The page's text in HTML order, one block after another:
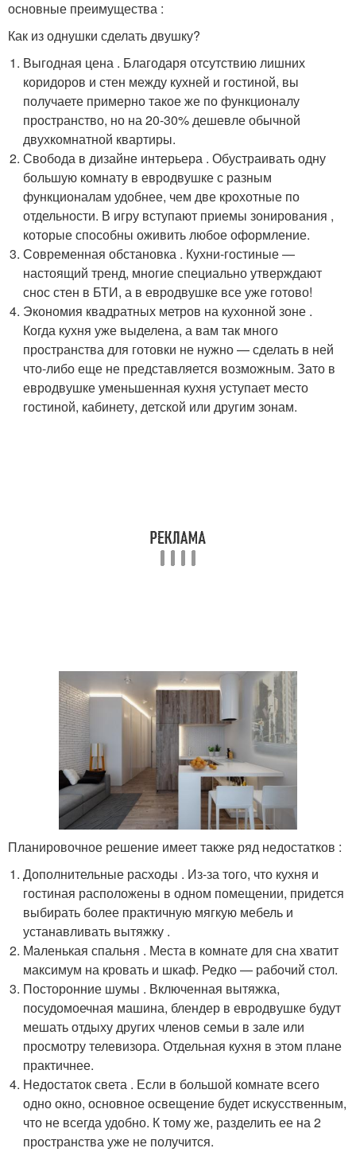
основные преимущества :
Как из однушки сделать двушку?
Выгодная цена . Благодаря отсутствию лишних
коридоров и стен между кухней и гостиной, вы
получаете примерно такое же по функционалу
пространство, но на 20-30% дешевле обычной
двухкомнатной квартиры.
Свобода в дизайне интерьера . Обустраивать одну
большую комнату в евродвушке с разным
функционалам удобнее, чем две крохотные по
отдельности. В игру вступают приемы зонирования ,
которые способны оживить любое оформление.
Современная обстановка . Кухни-гостиные —
настоящий тренд, многие специально утверждают
снос стен в БТИ, а в евродвушке все уже готово!
Экономия квадратных метров на кухонной зоне .
Когда кухня уже выделена, а вам так много
пространства для готовки не нужно — сделать в ней
что-либо еще не представляется возможным. Зато в
евродвушке уменьшенная кухня уступает место
гостиной, кабинету, детской или другим зонам.
Планировочное решение имеет также ряд недостатков :
Дополнительные расходы . Из-за того, что кухня и
гостиная расположены в одном помещении, придется
выбирать более практичную мягкую мебель и
устанавливать вытяжку .
Маленькая спальня . Места в комнате для сна хватит
максимум на кровать и шкаф. Редко — рабочий стол.
Посторонние шумы . Включенная вытяжка,
посудомоечная машина, блендер в евродвушке будут
мешать отдыху других членов семьи в зале или
просмотру телевизора. Отдельная кухня в этом плане
практичнее.
Недостаток света . Если в большой комнате всего
одно окно, основное освещение будет искусственным,
что не всегда удобно. К тому же, разделить ее на 2
пространства уже не получится.